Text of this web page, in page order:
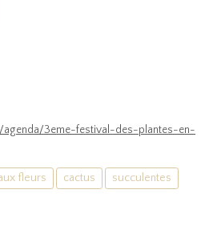
agenda/3eme-festival-des-plantes-en-
fleurs cactus
succulentes